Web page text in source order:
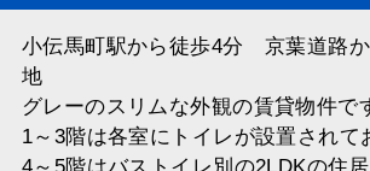
小伝馬町駅から徒歩4分 京葉道路
地
グレーのスリムな外観の賃貸物件で
1～3階は各室にトイレが設置されて